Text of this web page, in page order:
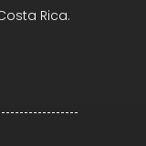
Rica.